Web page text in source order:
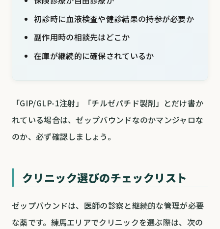
初診時に血液検査や健診結果の持参が必要か
副作用時の相談先はどこか
在庫が継続的に確保されているか
「GIP/GLP-1注射」「チルゼパチド製剤」とだけ書か
れている場合は、ゼップバウンドなのかマンジャロな
のか、必ず確認しましょう。
クリニック選びのチェックリスト
ゼップバウンドは、医師の診察と継続的な管理が必要
な薬です。練馬エリアでクリニックを選ぶ際は、次の